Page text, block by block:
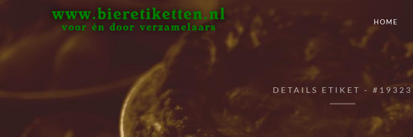
www.bieretiketten.nl
voor én door verzamelaars
HOME
DETAILS ETIKET - #19323